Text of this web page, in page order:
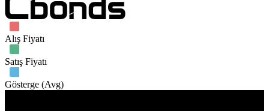
Alış Fiyatı
Satış Fiyatı
Gösterge (Avg)